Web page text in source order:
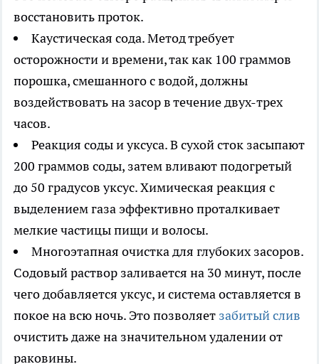
восстановить проток.
Каустическая сода. Метод требует
осторожности и времени, так как 100 граммов
порошка, смешанного с водой, должны
воздействовать на засор в течение двух-трех
часов.
Реакция соды и уксуса. В сухой сток засыпают
200 граммов соды, затем вливают подогретый
до 50 градусов уксус. Химическая реакция с
выделением газа эффективно проталкивает
мелкие частицы пищи и волосы.
Многоэтапная очистка для глубоких засоров.
Содовый раствор заливается на 30 минут, после
чего добавляется уксус, и система оставляется в
покое на всю ночь. Это позволяет забитый слив
очистить даже на значительном удалении от
раковины.